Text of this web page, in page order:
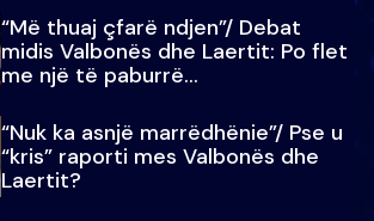
“Më thuaj çfarë ndjen”/ Debat
midis Valbonës dhe Laertit: Po flet
me një të paburrë...
“Nuk ka asnjë marrëdhënie”/ Pse u
“kris” raporti mes Valbonës dhe
Laertit?